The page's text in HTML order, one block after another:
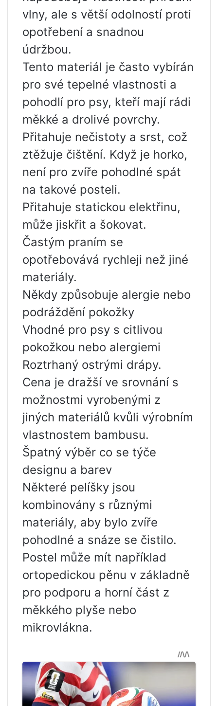
vlny, ale s větší odolností proti
opotřebení a snadnou
údržbou.
Tento materiál je často vybírán
pro své tepelné vlastnosti a
pohodlí pro psy, kteří mají rádi
měkké a drolivé povrchy.
Přitahuje nečistoty a srst, což
ztěžuje čištění. Když je horko,
není pro zvíře pohodlné spát
na takové posteli.
Přitahuje statickou elektřinu,
může jiskřit a šokovat.
Častým praním se
opotřebovává rychleji než jiné
materiály.
Někdy způsobuje alergie nebo
podráždění pokožky
Vhodné pro psy s citlivou
pokožkou nebo alergiemi
Roztrhaný ostrými drápy.
Cena je dražší ve srovnání s
možnostmi vyrobenými z
jiných materiálů kvůli výrobním
vlastnostem bambusu.
Špatný výběr co se týče
designu a barev
Některé pelíšky jsou
kombinovány s různými
materiály, aby bylo zvíře
pohodlné a snáze se čistilo.
Postel může mít například
ortopedickou pěnu v základně
pro podporu a horní část z
měkkého plyše nebo
mikrovlákna.